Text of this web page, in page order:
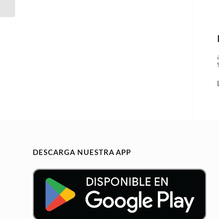
DESCARGA NUESTRA APP